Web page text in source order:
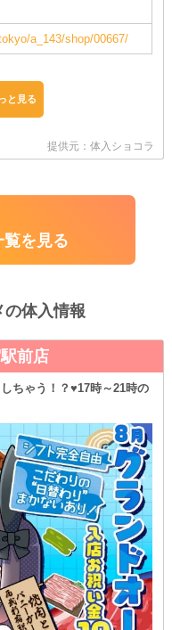
a_143/shop/00667/
と見る
提供元：体入ショコラ
を見る
の体入情報
前店
ちゃう！？♥17時～21時の